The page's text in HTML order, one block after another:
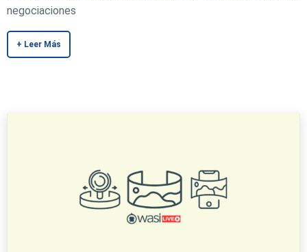
negociaciones
+ Leer Más